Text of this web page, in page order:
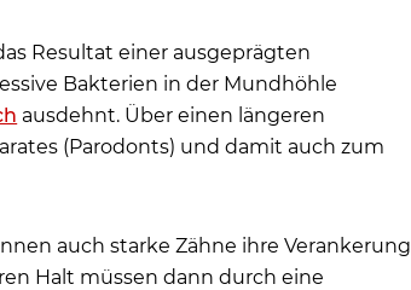
Resultat einer ausgeprägten
Bakterien in der Mundhöhle
ausdehnt. Über einen längeren
(Parodonts) und damit auch zum
auch starke Zähne ihre Verankerung
Halt müssen dann durch eine